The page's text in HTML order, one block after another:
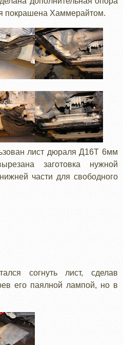
покрашена Хаммерайтом.
лист дюраля Д16Т 6мм
заготовка нужной
части для свободного
согнуть лист, сделав
его паялной лампой, но в